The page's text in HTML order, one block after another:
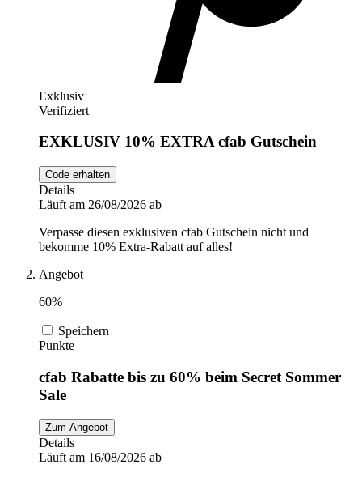
Exklusiv
Verifiziert
EXKLUSIV 10% EXTRA cfab Gutschein
Code erhalten
Details
Läuft am 26/08/2026 ab
Verpasse diesen exklusiven cfab Gutschein nicht und
bekomme 10% Extra-Rabatt auf alles!
Angebot
60%
Speichern
Punkte
cfab Rabatte bis zu 60% beim Secret Sommer
Sale
Zum Angebot
Details
Läuft am 16/08/2026 ab